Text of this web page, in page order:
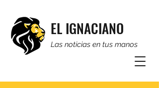
EL IGNACIANO
Las noticias en tus manos